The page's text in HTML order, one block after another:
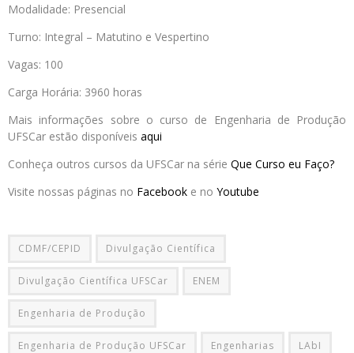
Modalidade: Presencial
Turno: Integral – Matutino e Vespertino
Vagas: 100
Carga Horária: 3960 horas
Mais informações sobre o curso de Engenharia de Produção
UFSCar estão disponíveis aqui
Conheça outros cursos da UFSCar na série Que Curso eu Faço?
Visite nossas páginas no Facebook e no Youtube
CDMF/CEPID Divulgação Científica
Divulgação Científica UFSCar ENEM
Engenharia de Produção
Engenharia de Produção UFSCar Engenharias LAbI